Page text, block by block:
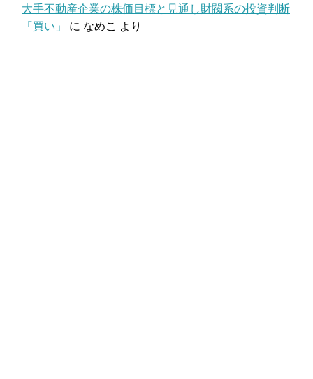
大手不動産企業の株価目標と見通し財閥系の投資判断
「買い」
に なめこ より